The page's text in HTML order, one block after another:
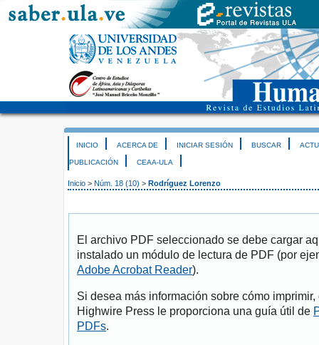
INICIO ACERCA DE INICIAR SESIÓN BUSCAR
PUBLICACIÓN CEAA-ULA
Inicio > Núm. 18 (10) > Rodríguez Lorenzo
El archivo PDF seleccionado se debe cargar
instalado un módulo de lectura de PDF (por
Adobe Acrobat Reader).
Si desea más información sobre cómo
Highwire Press le proporciona una guía útil de
PDFs.